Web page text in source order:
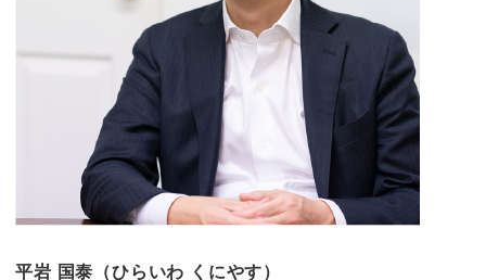
平岩 国泰（ひらいわ くにやす）